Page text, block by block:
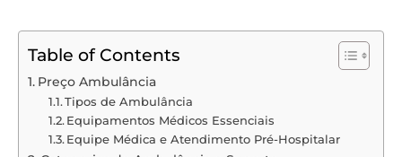
Table of Contents
Preço Ambulância
Tipos de Ambulância
Equipamentos Médicos Essenciais
Equipe Médica e Atendimento Pré-Hospitalar